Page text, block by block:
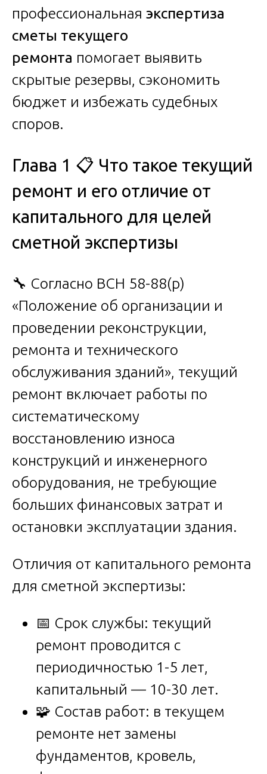
профессиональная экспертиза
сметы текущего
ремонта помогает выявить
скрытые резервы, сэкономить
бюджет и избежать судебных
споров.
Глава 1 📋 Что такое текущий
ремонт и его отличие от
капитального для целей
сметной экспертизы
🔧 Согласно ВСН 58-88(р)
«Положение об организации и
проведении реконструкции,
ремонта и технического
обслуживания зданий», текущий
ремонт включает работы по
систематическому
восстановлению износа
конструкций и инженерного
оборудования, не требующие
больших финансовых затрат и
остановки эксплуатации здания.
Отличия от капитального ремонта
для сметной экспертизы:
📅 Срок службы: текущий
ремонт проводится с
периодичностью 1-5 лет,
капитальный — 10-30 лет.
🧩 Состав работ: в текущем
ремонте нет замены
фундаментов, кровель,